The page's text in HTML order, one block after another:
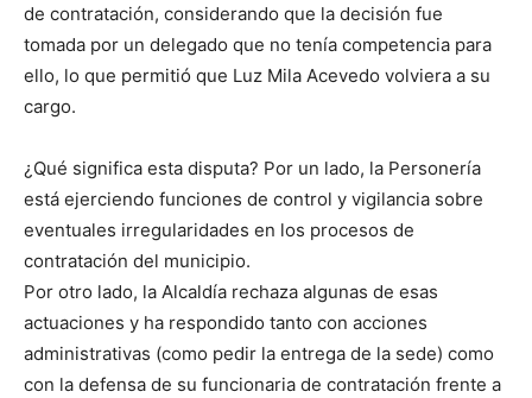
de contratación, considerando que la decisión fue
tomada por un delegado que no tenía competencia para
ello, lo que permitió que Luz Mila Acevedo volviera a su
cargo.
¿Qué significa esta disputa? Por un lado, la Personería
está ejerciendo funciones de control y vigilancia sobre
eventuales irregularidades en los procesos de
contratación del municipio.
Por otro lado, la Alcaldía rechaza algunas de esas
actuaciones y ha respondido tanto con acciones
administrativas (como pedir la entrega de la sede) como
con la defensa de su funcionaria de contratación frente a